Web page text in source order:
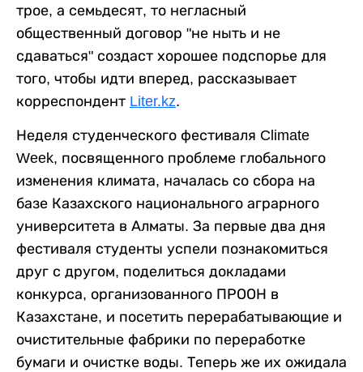
трое, а семьдесят, то негласный
общественный договор "не ныть и не
сдаваться" создаст хорошее подспорье для
того, чтобы идти вперед, рассказывает
корреспондент Liter.kz.
Неделя студенческого фестиваля Climate
Week, посвященного проблеме глобального
изменения климата, началась со сбора на
базе Казахского национального аграрного
университета в Алматы. За первые два дня
фестиваля студенты успели познакомиться
друг с другом, поделиться докладами
конкурса, организованного ПРООН в
Казахстане, и посетить перерабатывающие и
очистительные фабрики по переработке
бумаги и очистке воды. Теперь же их ожидала